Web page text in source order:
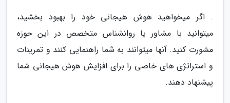
. اگر میخواهید هوش هیجانی خود را بهبود بخشید،
میتوانید با مشاور یا روانشناس متخصص در این حوزه
مشورت کنید. آنها میتوانند به شما راهنمایی کنند و تمرینات
و استراتژی های خاصی را برای افزایش هوش هیجانی شما
پیشنهاد دهند.